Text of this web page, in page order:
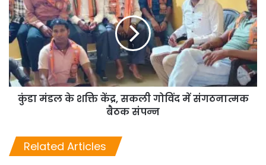
कुंडा मंडल के शक्ति केंद्र, सकली गोविंद में संगठनात्मक
बैठक संपन्न
Related Articles